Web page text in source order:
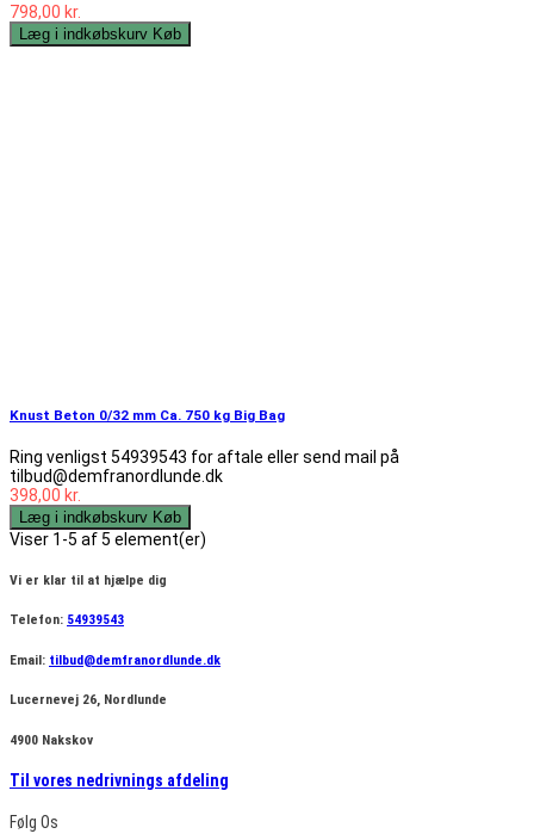
798,00 kr.
Læg i indkøbskurv Køb
Knust Beton 0/32 mm Ca. 750 kg Big Bag
Ring venligst 54939543 for aftale eller send mail på
tilbud@demfranordlunde.dk
398,00 kr.
Læg i indkøbskurv Køb
Viser 1-5 af 5 element(er)
Vi er klar til at hjælpe dig
Telefon: 54939543
Email: tilbud@demfranordlunde.dk
Lucernevej 26, Nordlunde
4900 Nakskov
Til vores nedrivnings afdeling
Følg Os